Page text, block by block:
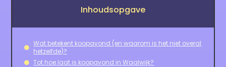
Inhoudsopgave
Wat betekent koopavond (en waarom is het niet overal
hetzelfde)?
Tot hoe laat is koopavond in Waalwijk?